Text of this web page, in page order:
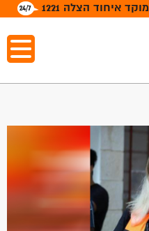
מוקד איחוד הצלה 1221